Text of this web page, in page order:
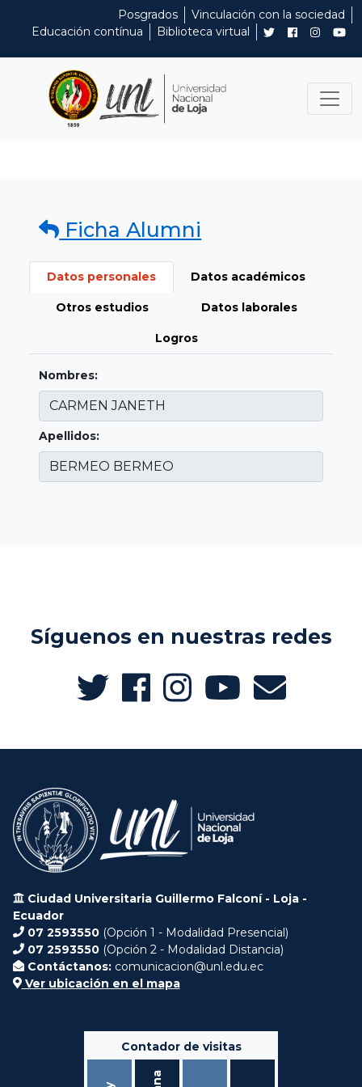
Posgrados
Vinculación con la sociedad
Educación contínua
Biblioteca virtual
Ficha Alumni
Datos personales Datos académicos
Otros estudios Datos laborales
Logros
Nombres:
Apellidos:
Síguenos en nuestras redes
Ciudad Universitaria Guillermo Falconí - Loja -
Ecuador
07 2593550 (Opción 1 - Modalidad Presencial)
07 2593550 (Opción 2 - Modalidad Distancia)
Contáctanos: comunicacion@unl.edu.ec
Ver ubicación en el mapa
Contador de visitas